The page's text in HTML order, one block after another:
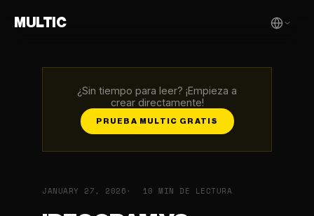
MULTIC
¿Sin tiempo para leer? ¡Empieza a
crear directamente!
PRUEBA MULTIC GRATIS
JANUARY 27, 2026 10 MIN DE LECTURA